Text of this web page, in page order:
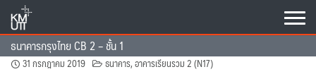
content
ธนาคารกรุงไทย CB 2 – ชั้น 1
31 กรกฎาคม 2019 ธนาคาร,อาคารเรียนรวม 2 (N17)